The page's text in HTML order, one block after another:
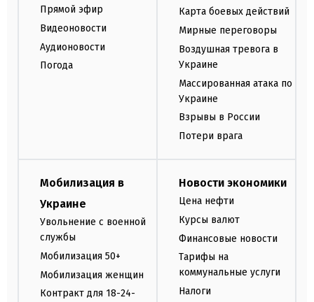
Прямой эфир
Видеоновости
Аудионовости
Погода
Карта боевых действий
Мирные переговоры
Воздушная тревога в
Украине
Массированная атака по
Украине
Взрывы в России
Потери врага
Мобилизация в
Украине
Увольнение с военной
службы
Мобилизация 50+
Мобилизация женщин
Контракт для 18-24-
Новости экономики
Цена нефти
Курсы валют
Финансовые новости
Тарифы на
коммунальные услуги
Налоги